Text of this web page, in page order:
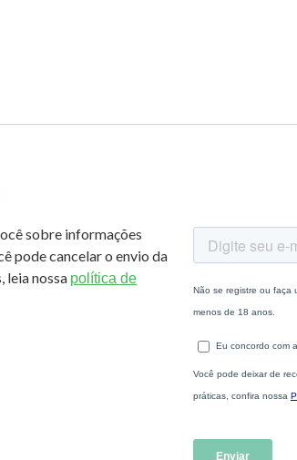
sobre informações
pode cancelar o envio da
leia nossa política de